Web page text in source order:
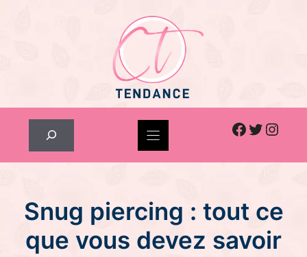
Facebook
Twitter
Snug piercing : tout ce
que vous devez savoir